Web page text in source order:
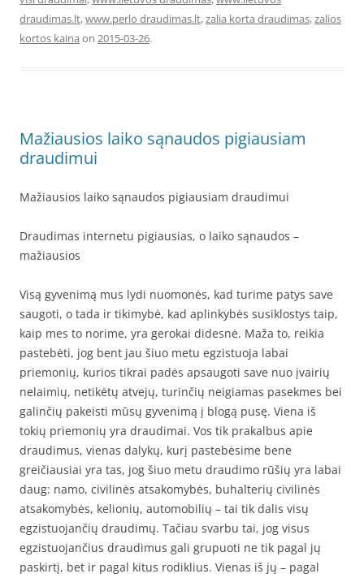
draudimas.lt,www.perlo draudimas.lt,zalia korta draudimas,zalios
kortos kaina on 2015-03-26.
Mažiausios laiko sąnaudos pigiausiam
draudimui
Mažiausios laiko sąnaudos pigiausiam draudimui
Draudimas internetu pigiausias, o laiko sąnaudos –
mažiausios
Visą gyvenimą mus lydi nuomonės, kad turime patys save
saugoti, o tada ir tikimybė, kad aplinkybės susiklostys taip,
kaip mes to norime, yra gerokai didesnė. Maža to, reikia
pastebėti, jog bent jau šiuo metu egzistuoja labai
priemonių, kurios tikrai padės apsaugoti save nuo įvairių
nelaimių, netikėtų atvejų, turinčių neigiamas pasekmes bei
galinčių pakeisti mūsų gyvenimą į blogą pusę. Viena iš
tokių priemonių yra draudimai. Vos tik prakalbus apie
draudimus, vienas dalykų, kurį pastebėsime bene
greičiausiai yra tas, jog šiuo metu draudimo rūšių yra labai
daug: namo, civilinės atsakomybės, buhalterių civilinės
atsakomybės, kelionių, automobilių – tai tik dalis visų
egzistuojančių draudimų. Tačiau svarbu tai, jog visus
egzistuojančius draudimus gali grupuoti ne tik pagal jų
paskirtį, bet ir pagal kitus rodiklius. Vienas iš jų – pagal